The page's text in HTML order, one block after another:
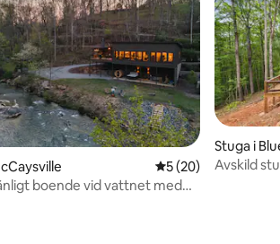
5 av 5 i
5 (20)
boende vid vattnet med
Stuga i
Avskild